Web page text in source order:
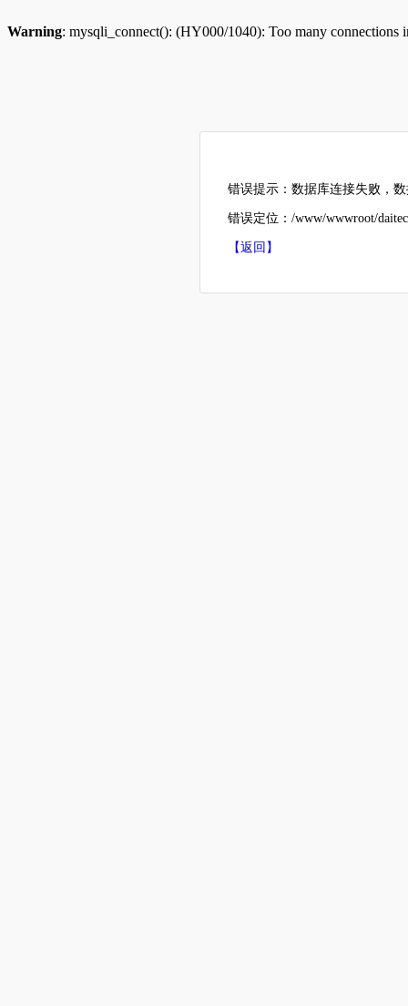
Warning: mysqli_connect(): (HY000/1040): Too many connections
错误提示：数据库连接失败，
错误定位：/www/wwwroot/
【返回】